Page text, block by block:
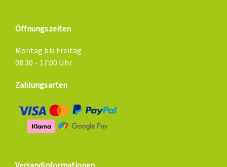
Öffnungszeiten
Montag bis Freitag
08:30 - 17:00 Uhr
Zahlungsarten